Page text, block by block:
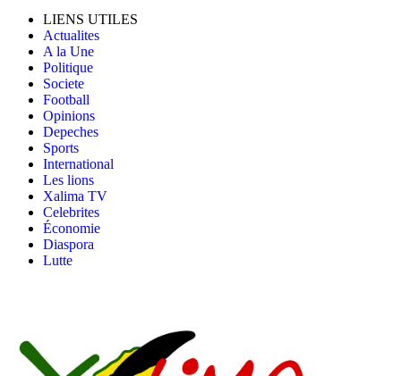
LIENS UTILES
Actualites
A la Une
Politique
Societe
Football
Opinions
Depeches
Sports
International
Les lions
Xalima TV
Celebrites
Économie
Diaspora
Lutte